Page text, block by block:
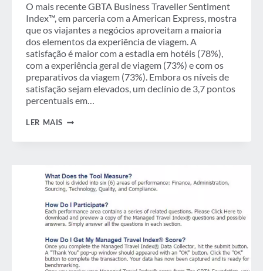
O mais recente GBTA Business Traveller Sentiment
Index™, em parceria com a American Express, mostra
que os viajantes a negócios aproveitam a maioria
dos elementos da experiência de viagem. A
satisfação é maior com a estadia em hotéis (78%),
com a experiência geral de viagem (73%) e com os
preparativos da viagem (73%). Embora os níveis de
satisfação sejam elevados, um declínio de 3,7 pontos
percentuais em…
LER MAIS VIAJANTES
COM
A
EXPERIÊNCIA
DE
VIAGENS
DE